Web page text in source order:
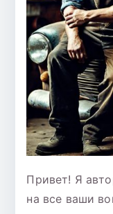
Привет! Я
на все ваши